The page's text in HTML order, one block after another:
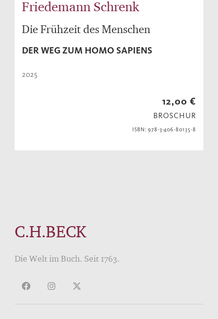
Friedemann Schrenk
Die Frühzeit des Menschen
DER WEG ZUM HOMO SAPIENS
2025
12,00 €
BROSCHUR
ISBN: 978-3-406-80135-8
C.H.BECK
Die Welt im Buch. Seit 1763.